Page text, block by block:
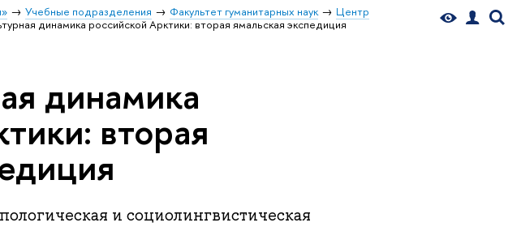
Учебные подразделения Факультет гуманитарных наук
Центр
динамика российской Арктики: вторая ямальская экспедиция
динамика
вторая
и социолингвистическая